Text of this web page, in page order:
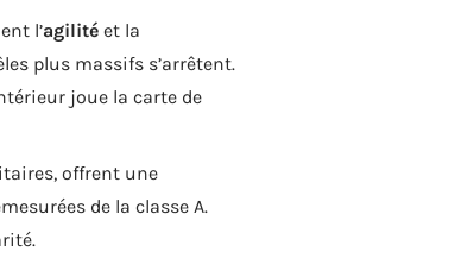
l’agilité et la
plus massifs s’arrêtent.
joue la carte de
offrent une
de la classe A.